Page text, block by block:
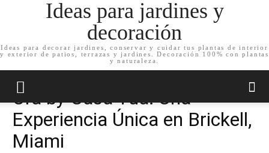
Ideas para jardines y
decoración
Ideas para decorar jardines, conservar y cuidar tus plantas de interior
y exterior de patios, terrazas y jardines. Decoración 100% con plantas
y naturaleza.
Inicio Noticias
Ora by Casa Tua: Una
Experiencia Única en Brickell,
Miami